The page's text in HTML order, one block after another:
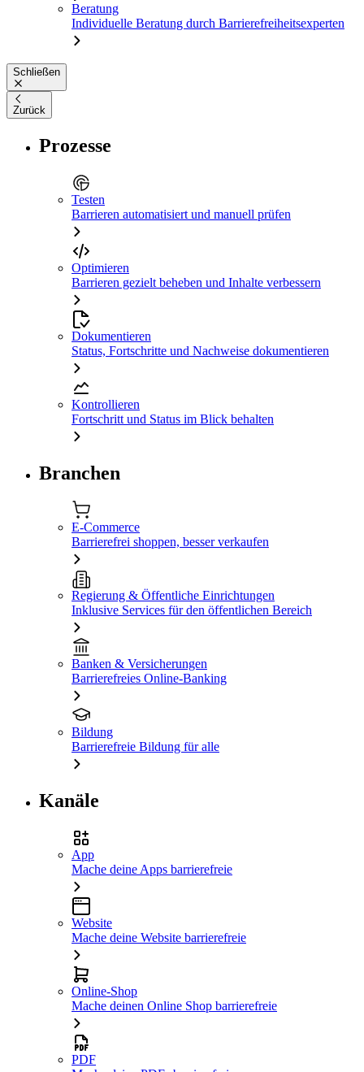
Beratung
Individuelle Beratung durch Barrierefreiheitsexperten
Schließen
Zurück
Prozesse
Testen
Barrieren automatisiert und manuell prüfen
Optimieren
Barrieren gezielt beheben und Inhalte verbessern
Dokumentieren
Status, Fortschritte und Nachweise dokumentieren
Kontrollieren
Fortschritt und Status im Blick behalten
Branchen
E-Commerce
Barrierefrei shoppen, besser verkaufen
Regierung & Öffentliche Einrichtungen
Inklusive Services für den öffentlichen Bereich
Banken & Versicherungen
Barrierefreies Online-Banking
Bildung
Barrierefreie Bildung für alle
Kanäle
App
Mache deine Apps barrierefreie
Website
Mache deine Website barrierefreie
Online-Shop
Mache deinen Online Shop barrierefreie
PDF